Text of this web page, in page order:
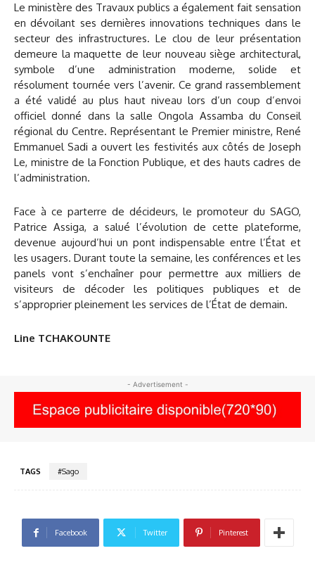
Le ministère des Travaux publics a également fait sensation
en dévoilant ses dernières innovations techniques dans le
secteur des infrastructures. Le clou de leur présentation
demeure la maquette de leur nouveau siège architectural,
symbole d’une administration moderne, solide et
résolument tournée vers l’avenir. Ce grand rassemblement
a été validé au plus haut niveau lors d’un coup d’envoi
officiel donné dans la salle Ongola Assamba du Conseil
régional du Centre. Représentant le Premier ministre, René
Emmanuel Sadi a ouvert les festivités aux côtés de Joseph
Le, ministre de la Fonction Publique, et des hauts cadres de
l’administration.
Face à ce parterre de décideurs, le promoteur du SAGO,
Patrice Assiga, a salué l’évolution de cette plateforme,
devenue aujourd’hui un pont indispensable entre l’État et
les usagers. Durant toute la semaine, les conférences et les
panels vont s’enchaîner pour permettre aux milliers de
visiteurs de décoder les politiques publiques et de
s’approprier pleinement les services de l’État de demain.
Line TCHAKOUNTE
- Advertisement -
TAGS #Sago
Facebook Twitter Pinterest